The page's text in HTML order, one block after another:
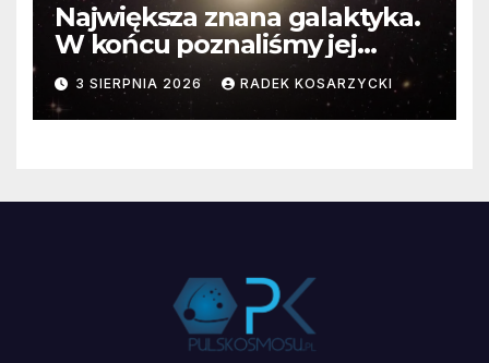
Największa znana galaktyka.
W końcu poznaliśmy jej
faktyczne wymiary
3 SIERPNIA 2026 RADEK KOSARZYCKI